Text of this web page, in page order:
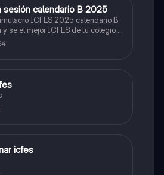
sesión calendario B 2025
ICFES 2025 calendario B
se el mejor ICFES de tu colegio y
y estudiar aquella
sueñas.
icfes